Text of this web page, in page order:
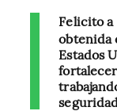
Felicito a
obtenida
Estados